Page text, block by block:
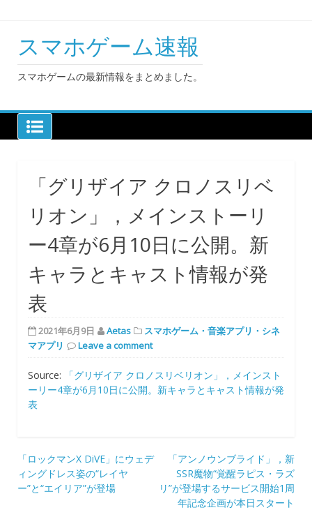
スマホゲーム速報
スマホゲームの最新情報をまとめました。
「グリザイア クロノスリベ
リオン」，メインストーリ
ー4章が6月10日に公開。新
キャラとキャスト情報が発
表
2021年6月9日 Aetas
スマホゲーム・音楽アプリ・シネ
マアプリ
Leave a comment
Source:
「グリザイア クロノスリベリオン」，メインスト
ーリー4章が6月10日に公開。新キャラとキャスト情報が発
表
投
稿
「ロックマンX DiVE」にウェデ
ィングドレス姿の“レイヤ
ー”と“エイリア”が登場
「アンノウンブライド」，新
SSR魔物“覚醒ラピス・ラズ
リ”が登場するサービス開始1周
年記念企画が本日スタート